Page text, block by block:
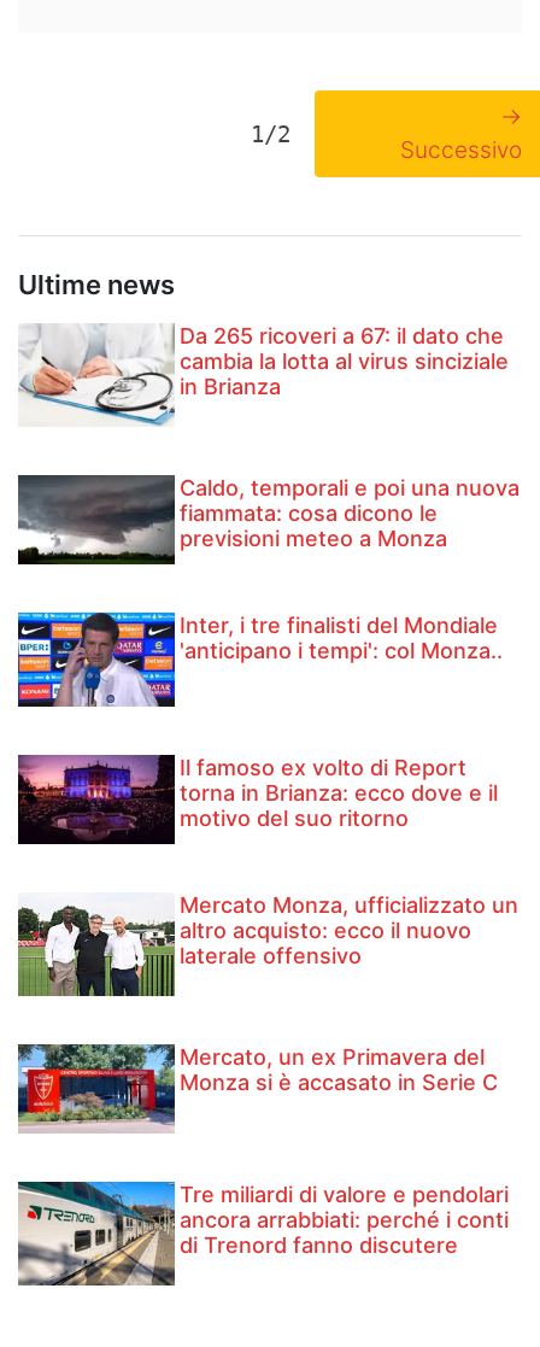
1/2
→
Successivo
Ultime news
Da 265 ricoveri a 67: il dato che
cambia la lotta al virus sinciziale
in Brianza
Caldo, temporali e poi una nuova
fiammata: cosa dicono le
previsioni meteo a Monza
Inter, i tre finalisti del Mondiale
'anticipano i tempi': col Monza..
Il famoso ex volto di Report
torna in Brianza: ecco dove e il
motivo del suo ritorno
Mercato Monza, ufficializzato un
altro acquisto: ecco il nuovo
laterale offensivo
Mercato, un ex Primavera del
Monza si è accasato in Serie C
Tre miliardi di valore e pendolari
ancora arrabbiati: perché i conti
di Trenord fanno discutere